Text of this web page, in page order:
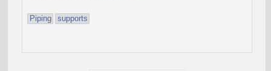
Piping supports